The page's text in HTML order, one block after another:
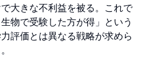
大きな不利益を被る。これで
物で受験した方が得」という
評価とは異なる戦略が求めら